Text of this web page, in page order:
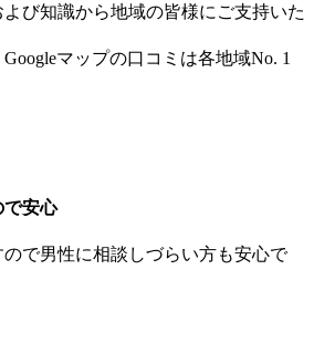
び知識から地域の皆様にご支持いた
マップの口コミは各地域No. 1
で安心
で男性に相談しづらい方も安心で